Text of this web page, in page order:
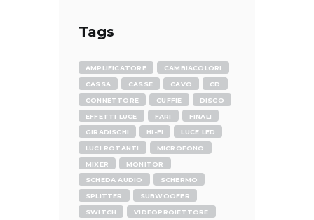
Tags
AMPLIFICATORE CAMBIACOLORI
CASSA CASSE CAVO CD
CONNETTORE CUFFIE DISCO
EFFETTI LUCE FARI FINALI
GIRADISCHI HI-FI LUCE LED
LUCI ROTANTI MICROFONO
MIXER MONITOR
SCHEDA AUDIO SCHERMO
SPLITTER SUBWOOFER
SWITCH VIDEOPROIETTORE